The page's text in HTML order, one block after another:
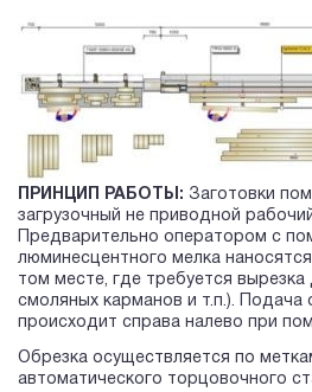
ПРИНЦИП РАБОТЫ: Заготовки
загрузочный не приводной
Предварительно оператором с
люминесцентного мелка
том месте, где требуется вырезка
смоляных карманов и т.п.). Подача
происходит справа налево при
Обрезка осуществляется по
автоматического торцовочного